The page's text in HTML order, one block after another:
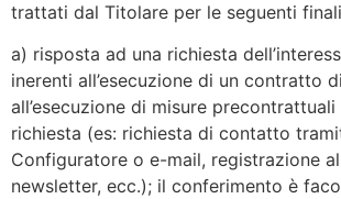
trattati dal Titolare per le seguenti
a) risposta ad una richiesta
inerenti all’esecuzione di un contratto
all’esecuzione di misure
richiesta (es: richiesta di contatto
Configuratore o e-mail, registrazione
newsletter, ecc.); il conferimento è